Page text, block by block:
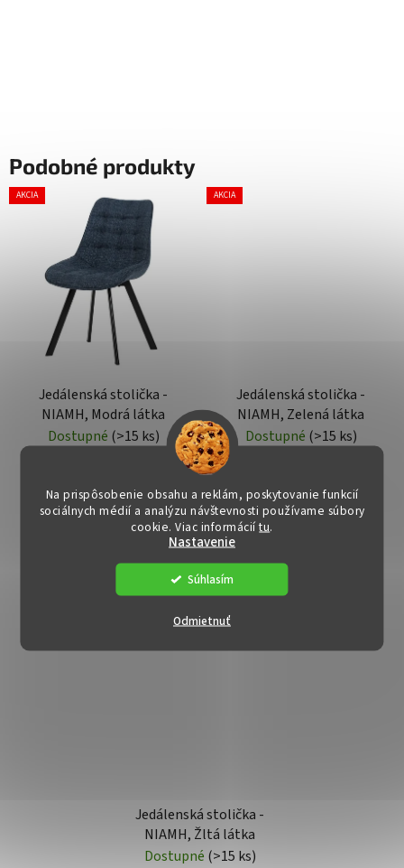
Na prispôsobenie obsahu a reklám, poskytovanie funkcií
sociálnych médií a analýzu návštevnosti používame súbory
cookie. Viac informáciítu.
Nastavenie
Odmietnuť
Súhlasím
Podobné produkty
AKCIA
Jedálenská stolička -
NIAMH, Modrá látka
Dostupné (>15 ks)
DO KOŠÍKA
AKCIA
Jedálenská stolička -
NIAMH, Zelená látka
Dostupné (>15 ks)
DO KOŠÍKA
Jedálenská stolička -
NIAMH, Žltá látka
Dostupné (>15 ks)